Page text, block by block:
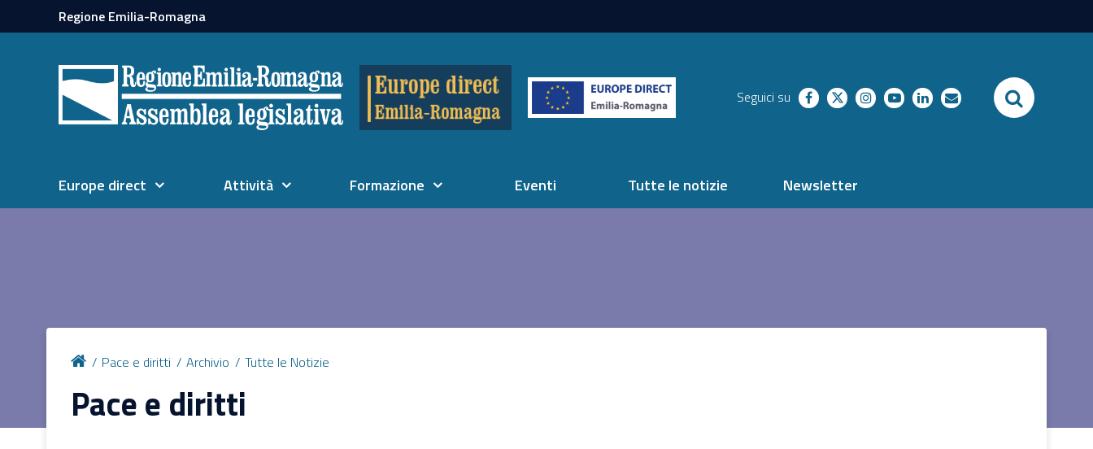
Regione Emilia-Romagna
Seguici su facebooktwitterinstagram
youtubelinkedinrichieste SEARCH
Europe direct Attività Formazione Eventi Tutte le notizie Newsletter
Pace e diritti Archivio Tutte le Notizie
Pace e diritti